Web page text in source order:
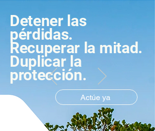
Detener las
pérdidas.
Recuperar la mitad.
Duplicar la
protección.
Actúe ya